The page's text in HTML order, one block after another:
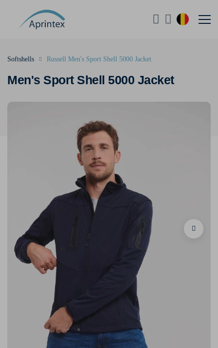
Men's Sport Shell 5000 Jacket
Softshells Russell Men's Sport Shell 5000 Jacket